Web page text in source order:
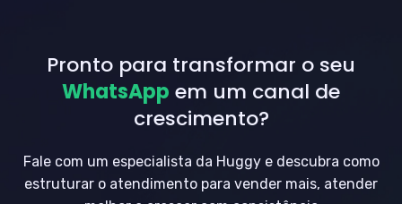
Pronto para transformar o seu
WhatsApp em um canal de
crescimento?
Fale com um especialista da Huggy e descubra como
estruturar o atendimento para vender mais, atender